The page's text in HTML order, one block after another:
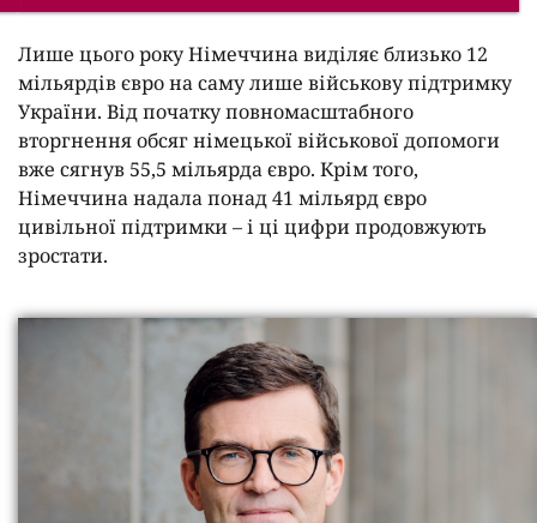
Лише цього року Німеччина виділяє близько 12
мільярдів євро на саму лише військову підтримку
України. Від початку повномасштабного
вторгнення обсяг німецької військової допомоги
вже сягнув 55,5 мільярда євро. Крім того,
Німеччина надала понад 41 мільярд євро
цивільної підтримки – і ці цифри продовжують
зростати.